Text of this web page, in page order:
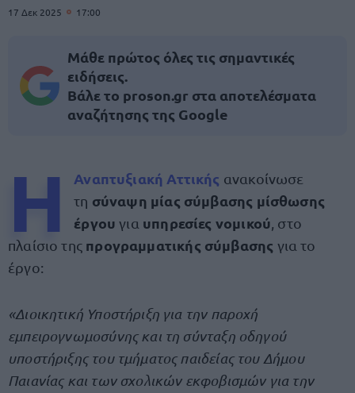
17 Δεκ 2025 17:00
Μάθε πρώτος όλες τις σημαντικές
ειδήσεις.
Βάλε το proson.gr στα αποτελέσματα
αναζήτησης της Google
Η Αναπτυξιακή Αττικής ανακοίνωσε
τη σύναψη μίας σύμβασης μίσθωσης
έργου για υπηρεσίες νομικού , στο
πλαίσιο της προγραμματικής σύμβασης για το
έργο:
«Διοικητική Υποστήριξη για την παροχή
εμπειρογνωμοσύνης και τη σύνταξη οδηγού
υποστήριξης του τμήματος παιδείας του Δήμου
Παιανίας και των σχολικών εκφοβισμών για την